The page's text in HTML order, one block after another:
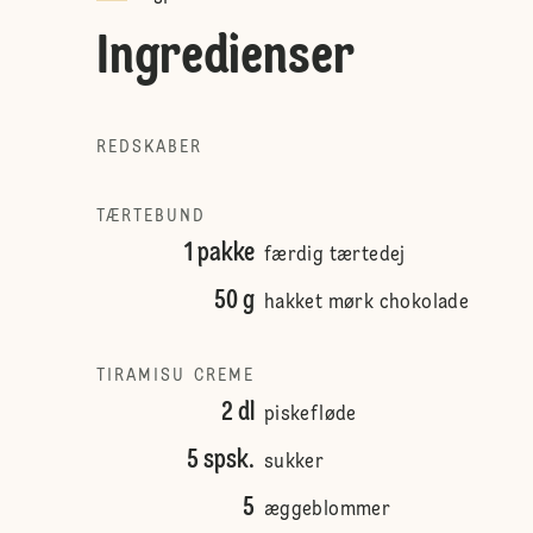
Ingredienser
REDSKABER
TÆRTEBUND
1 pakke færdig tærtedej
50 g hakket mørk chokolade
TIRAMISU CREME
2 dl piskefløde
5 spsk. sukker
5 æggeblommer